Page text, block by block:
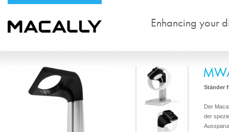
Enhancing your
Ständer
Der
der